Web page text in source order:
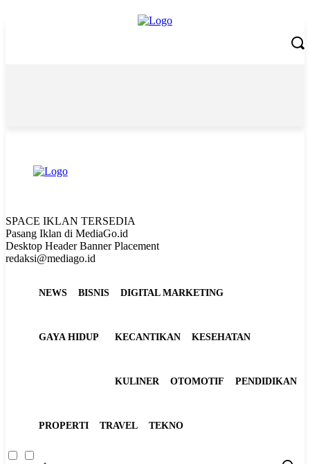
SPACE IKLAN TERSEDIA
Pasang Iklan di MediaGo.id
Desktop Header Banner Placement
redaksi@mediago.id
NEWS BISNIS DIGITAL MARKETING
GAYA HIDUP KECANTIKAN KESEHATAN
KULINER OTOMOTIF PENDIDIKAN
PROPERTI TRAVEL TEKNO